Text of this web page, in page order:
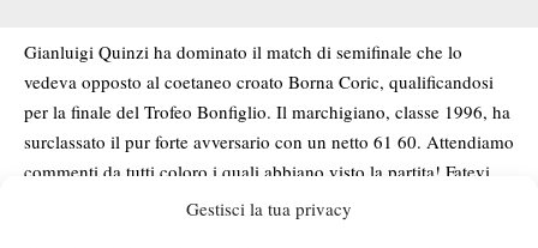
Gestisci la tua privacy
Gianluigi Quinzi ha dominato il match di semifinale che lo
vedeva opposto al coetaneo croato Borna Coric, qualificandosi
per la finale del Trofeo Bonfiglio. Il marchigiano, classe 1996, ha
surclassato il pur forte avversario con un netto 61 60. Attendiamo
commenti da tutti coloro i quali abbiano visto la partita! Fatevi
sentire, anzi fatevi leggere!